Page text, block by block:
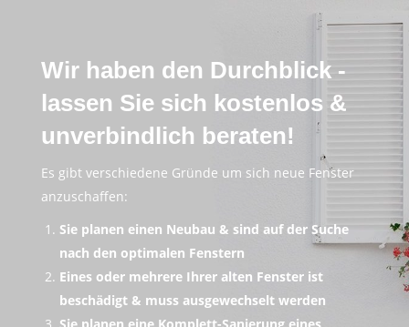
Wir haben den Durchblick -
lassen Sie sich kostenlos &
unverbindlich beraten!
Es gibt verschiedene Gründe um sich neue Fenster
anzuschaffen:
Sie planen einen Neubau & sind auf der Suche
nach den optimalen Fenstern
Eines oder mehrere Ihrer alten Fenster ist
beschädigt & muss ausgewechselt werden